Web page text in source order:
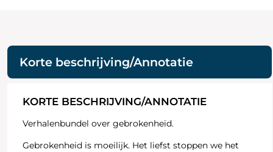
Korte beschrijving/Annotatie
KORTE BESCHRIJVING/ANNOTATIE
Verhalenbundel over gebrokenheid.
Gebrokenheid is moeilijk. Het liefst stoppen we het